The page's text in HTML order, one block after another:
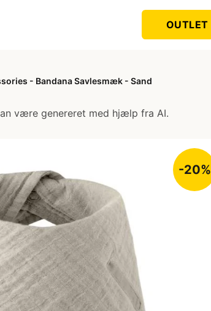
OUTLET
- Bandana Savlesmæk - Sand
være genereret med hjælp fra AI.
-20%